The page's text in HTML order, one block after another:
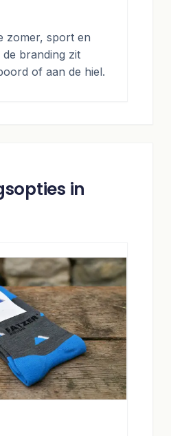
zomer, sport en
branding zit
of aan de hiel.
in